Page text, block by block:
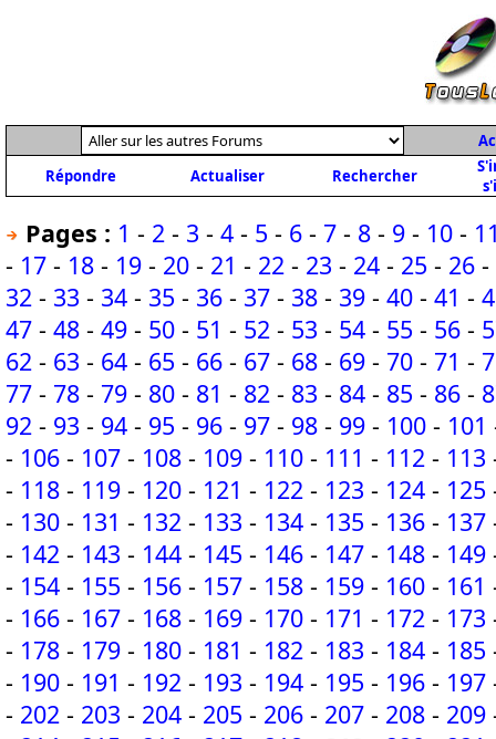
Répondre
Actualiser Rechercher
Pages : 1 - 2 - 3 - 4 - 5 - 6 - 7 - 8 - 9 - 10 -
- 17 - 18 - 19 - 20 - 21 - 22 - 23 - 24 - 25 - 26 -
32 - 33 - 34 - 35 - 36 - 37 - 38 - 39 - 40 - 41 -
47 - 48 - 49 - 50 - 51 - 52 - 53 - 54 - 55 - 56 -
62 - 63 - 64 - 65 - 66 - 67 - 68 - 69 - 70 - 71 -
77 - 78 - 79 - 80 - 81 - 82 - 83 - 84 - 85 - 86 -
92 - 93 - 94 - 95 - 96 - 97 - 98 - 99 - 100 - 101
- 106 - 107 - 108 - 109 - 110 - 111 - 112 - 113
- 118 - 119 - 120 - 121 - 122 - 123 - 124 - 125
- 130 - 131 - 132 - 133 - 134 - 135 - 136 - 137
- 142 - 143 - 144 - 145 - 146 - 147 - 148 - 149
- 154 - 155 - 156 - 157 - 158 - 159 - 160 - 161
- 166 - 167 - 168 - 169 - 170 - 171 - 172 - 173
- 178 - 179 - 180 - 181 - 182 - 183 - 184 - 185
- 190 - 191 - 192 - 193 - 194 - 195 - 196 - 197
- 202 - 203 - 204 - 205 - 206 - 207 - 208 - 209